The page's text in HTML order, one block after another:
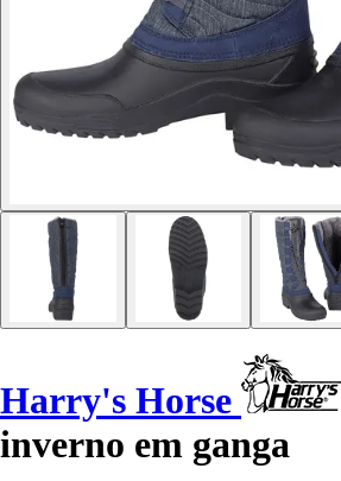
Harry's Horse
inverno em ganga